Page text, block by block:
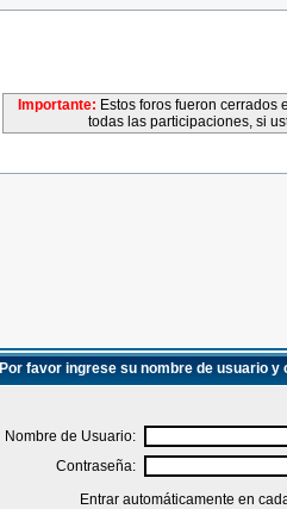
Importante: Estos foros fueron cerrados
todas las participaciones, si
Por favor ingrese su nombre de usuario
Nombre de Usuario:
Contraseña:
Entrar automáticamente en